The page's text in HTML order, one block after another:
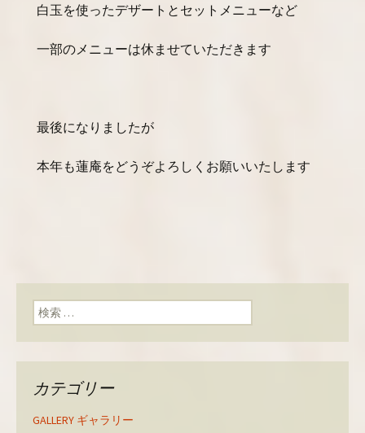
白玉を使ったデザートとセットメニューなど
一部のメニューは休ませていただきます
最後になりましたが
本年も蓮庵をどうぞよろしくお願いいたします
検索:
カテゴリー
GALLERY ギャラリー